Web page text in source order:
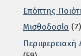
Επόπτης
Μισθοδοσία (7)
Περιφερειακή